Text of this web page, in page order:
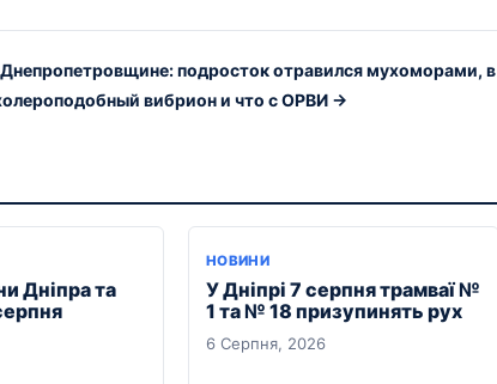
подросток отравился мухоморами, в
вибрион и что с ОРВИ →
Дніпра та
НОВИНИ
У Дніпрі 7 серпня трамваї №
1 та № 18 призупинять рух
6 Серпня, 2026